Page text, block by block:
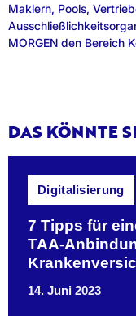
Maklern, Pools,
MORGEN den Bereich
DAS KÖNNTE
Digitalisierung
7 Tipps für
TAA-
14. Juni 2023